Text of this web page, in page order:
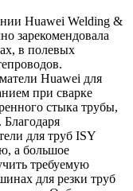
Huawei Welding &
зарекомендовала
в полевых
Huawei для
при сварке
стыка трубы,
Благодаря
для труб ISY
а большое
требуемую
для резки труб